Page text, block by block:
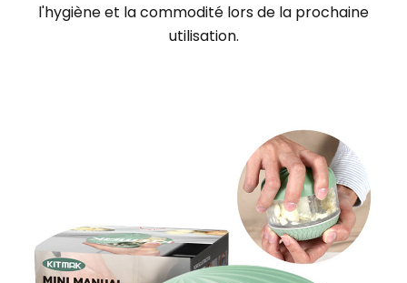
l'hygiène et la commodité lors de la prochaine
utilisation.